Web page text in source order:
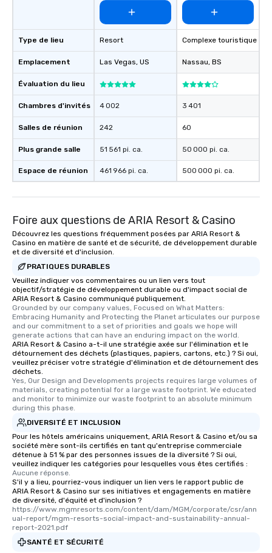
Type de lieu
Emplacement
Évaluation du lieu
Chambres d'invités
Salles de réunion
Plus grande salle
Espace de réunion
Resort
Las Vegas, US
4 002
242
51 561 pi. ca.
461 966 pi. ca.
Complexe touristique
Nassau, BS
3 401
60
50 000 pi. ca.
500 000 pi. ca.
Foire aux questions de ARIA Resort & Casino
Découvrez les questions fréquemment posées par ARIA Resort &
Casino en matière de santé et de sécurité, de développement durable
et de diversité et d'inclusion.
PRATIQUES DURABLES
Veuillez indiquer vos commentaires ou un lien vers tout
objectif/stratégie de développement durable ou d'impact social de
ARIA Resort & Casino communiqué publiquement.
Grounded by our company values, Focused on What Matters:
Embracing Humanity and Protecting the Planet articulates our purpose
and our commitment to a set of priorities and goals we hope will
generate actions that can have an enduring impact on the world.
ARIA Resort & Casino a-t-il une stratégie axée sur l'élimination et le
détournement des déchets (plastiques, papiers, cartons, etc.) ? Si oui,
veuillez préciser votre stratégie d'élimination et de détournement des
déchets.
Yes, Our Design and Developments projects requires large volumes of
materials, creating potential for a large waste footprint. We educated
and monitor to minimize our waste footprint to an absolute minimum
during this phase.
DIVERSITÉ ET INCLUSION
Pour les hôtels américains uniquement, ARIA Resort & Casino et/ou sa
société mère sont-ils certifiés en tant qu'entreprise commerciale
détenue à 51 % par des personnes issues de la diversité ? Si oui,
veuillez indiquer les catégories pour lesquelles vous êtes certifiés :
Aucune réponse.
S'il y a lieu, pourriez-vous indiquer un lien vers le rapport public de
ARIA Resort & Casino sur ses initiatives et engagements en matière
de diversité, d'équité et d'inclusion ?
https://www.mgmresorts.com/content/dam/MGM/corporate/csr/ann
ual-report/mgm-resorts-social-impact-and-sustainability-annual-
report-2021.pdf
SANTÉ ET SÉCURITÉ